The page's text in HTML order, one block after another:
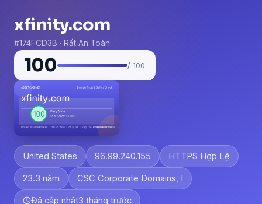
xfinity.com
#174FCD3B · Rất An Toàn
100 / 100
United States 96.99.240.155 HTTPS Hợp Lệ
23.3 năm CSC Corporate Domains, I
Đã cập nhật3 tháng trước